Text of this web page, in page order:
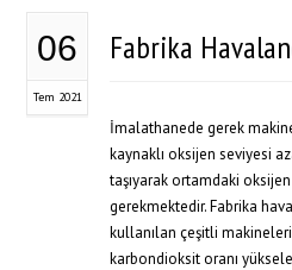
06
Tem 2021
Fabrika
İmalathanede gerek
kaynaklı oksijen seviyesi
taşıyarak ortamdaki
gerekmektedir. Fabrika
kullanılan çeşitli
karbondioksit oranı